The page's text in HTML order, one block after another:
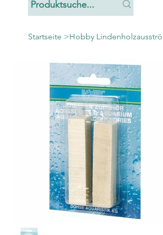
Startseite >Hobby